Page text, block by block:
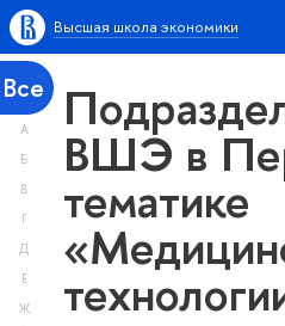
Высшая школа экономики
Все
А
Б
В
Г
Д
Е
Ж
ВШЭ в
тематике